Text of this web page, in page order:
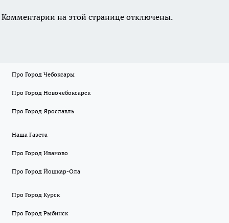
Комментарии на этой странице отключены.
Про Город Чебоксары
Про Город Новочебоксарск
Про Город Ярославль
Наша Газета
Про Город Иваново
Про Город Йошкар-Ола
Про Город Курск
Про Город Рыбинск